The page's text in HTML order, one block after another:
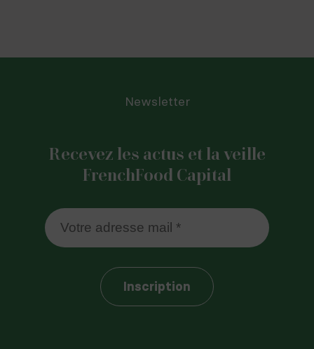
Newsletter
Recevez les actus et la veille
FrenchFood Capital
Inscription